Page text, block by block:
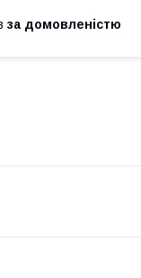
за домовленістю